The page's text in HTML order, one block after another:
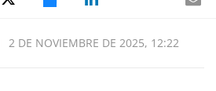
2 DE NOVIEMBRE DE 2025, 12:22